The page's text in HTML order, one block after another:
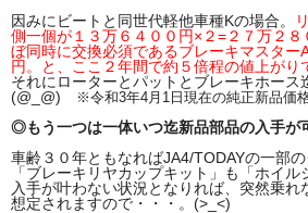
因みにビートと同世代軽他車種Kの場合。
側一個が１３万６４００円×２=２７万２
ぼ同時に交換必須であるブレーキマスター
円。と、ここ２年間で約５倍程の値上がり
それにローターとパットとブレーキホース
(@_@)
※令和3年4月1日現在の純正新品価
◎もう一つは一体いつ迄新品部品の入手が
車齢３０年ともなればJA4/TODAYの一部
「ブレーキリヤカップキット」も「ホイ
入手が叶わない状況となりれば、突然乗れ
想定されますので・・・。(>_<)